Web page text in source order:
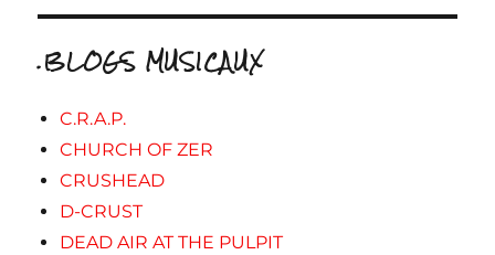
.BLOGS MUSICAUX
C.R.A.P.
CHURCH OF ZER
CRUSHEAD
D-CRUST
DEAD AIR AT THE PULPIT